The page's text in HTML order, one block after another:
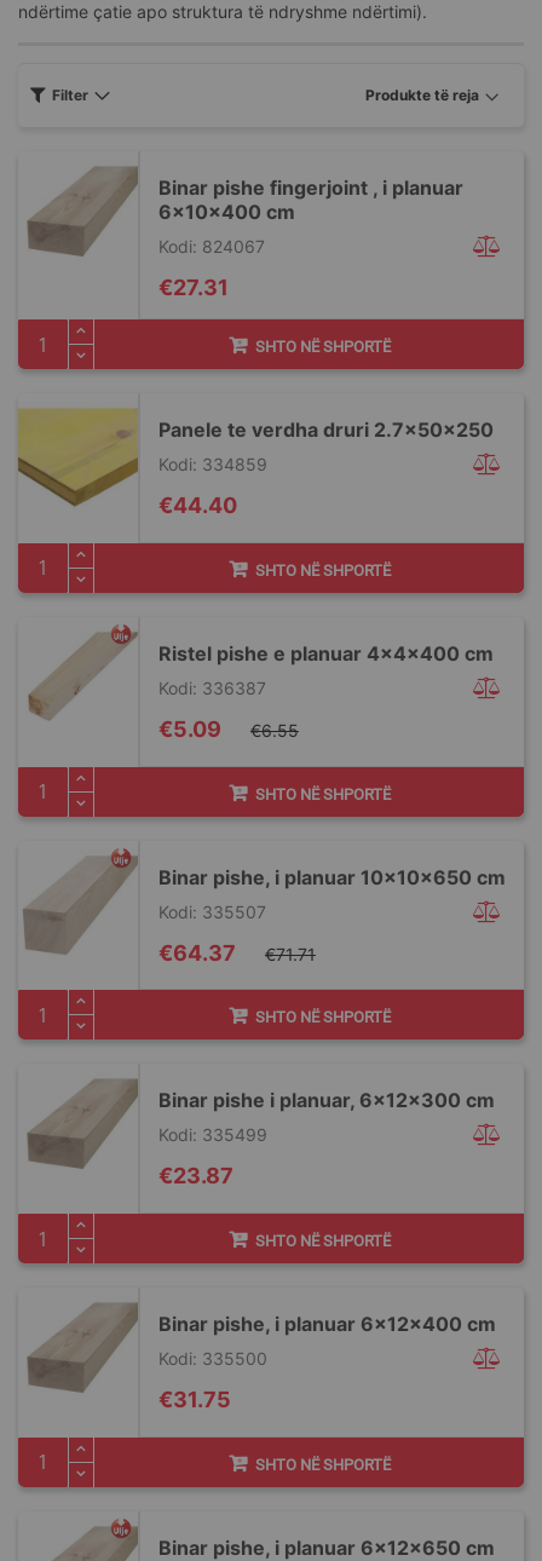
ndërtime çatie apo struktura të ndryshme ndërtimi).
Binar pishe fingerjoint , i planuar
6x10x400 cm
Kodi: 824067
€27.31
SHTO NË SHPORTË
Panele te verdha druri 2.7x50x250
Kodi: 334859
€44.40
SHTO NË SHPORTË
Ristel pishe e planuar 4x4x400 cm
Kodi: 336387
Special
Price
€5.09 €6.55
SHTO NË SHPORTË
Binar pishe, i planuar 10x10x650 cm
Kodi: 335507
Special
Price
€64.37 €71.71
SHTO NË SHPORTË
Binar pishe i planuar, 6x12x300 cm
Kodi: 335499
€23.87
SHTO NË SHPORTË
Binar pishe, i planuar 6x12x400 cm
Kodi: 335500
€31.75
SHTO NË SHPORTË
Binar pishe, i planuar 6x12x650 cm
Filter